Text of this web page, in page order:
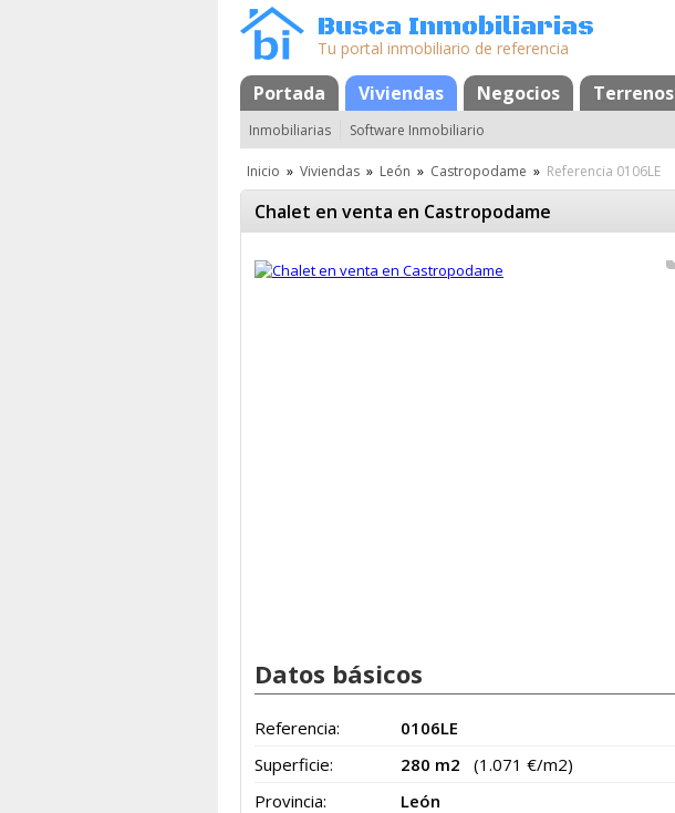
Busca Inmobiliarias
Tu portal inmobiliario de referencia
Portada Viviendas Negocios Terrenos
MapaFavoritos
Inmobiliarias Software Inmobiliario
Inicio » Viviendas » León » Castropodame » Referencia 0106LE
Chalet en venta en Castropodame
Datos básicos
Referencia:
0106LE
Superficie:
280 m2
(1.071 €/m2)
Provincia:
León